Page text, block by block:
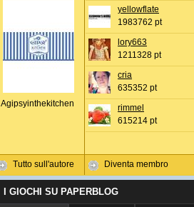
Agipsyinthekitchen
Tutto sull'autore
yellowflate
1983762 pt
lory663
1211328 pt
cria
635352 pt
rimmel
615214 pt
Diventa membro
I GIOCHI SU PAPERBLOG